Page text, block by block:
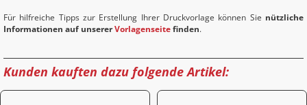
Für hilfreiche Tipps zur Erstellung Ihrer Druckvorlage können Sie nützliche
Informationen auf unsererVorlagenseitefinden.
Kunden kauften dazu folgende Artikel: